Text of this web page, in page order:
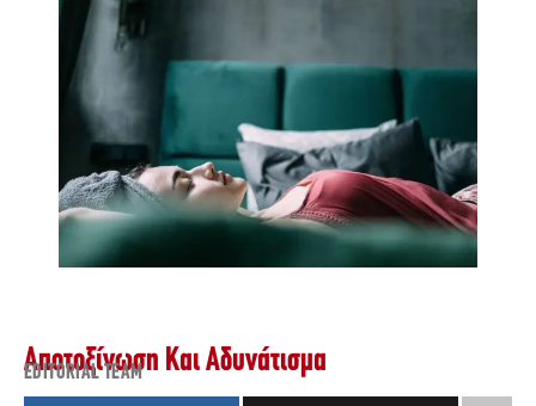
Αποτοξίνωση Και Αδυνάτισμα
EDITORIAL TEAM